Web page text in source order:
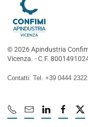
©2026Apindustria
Vicenza. - C.F.
Contatti: Tel. +39 0444